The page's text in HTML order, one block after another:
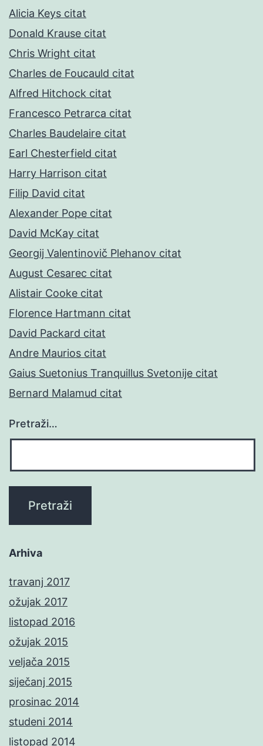
Alicia Keys citat
Donald Krause citat
Chris Wright citat
Charles de Foucauld citat
Alfred Hitchock citat
Francesco Petrarca citat
Charles Baudelaire citat
Earl Chesterfield citat
Harry Harrison citat
Filip David citat
Alexander Pope citat
David McKay citat
Georgij Valentinovič Plehanov citat
August Cesarec citat
Alistair Cooke citat
Florence Hartmann citat
David Packard citat
Andre Maurios citat
Gaius Suetonius Tranquillus Svetonije citat
Bernard Malamud citat
Pretraži…
Arhiva
travanj 2017
ožujak 2017
listopad 2016
ožujak 2015
veljača 2015
siječanj 2015
prosinac 2014
studeni 2014
listopad 2014